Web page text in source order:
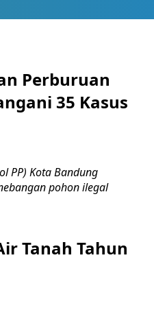
Perburuan
35 Kasus
PP) Kota Bandung
pohon ilegal
Tanah Tahun